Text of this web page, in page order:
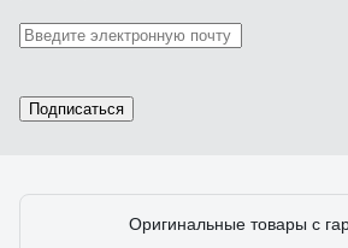
Подписаться
Оригинальные товары с